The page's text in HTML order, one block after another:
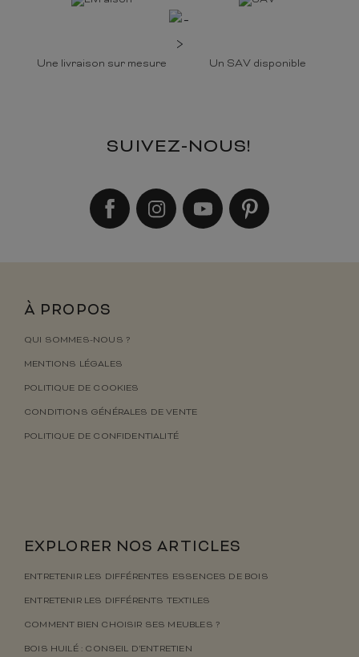
Une livraison sur mesure Un SAV disponible
SUIVEZ-NOUS!
À PROPOS
QUI SOMMES-NOUS ?
MENTIONS LÉGALES
POLITIQUE DE COOKIES
CONDITIONS GÉNÉRALES DE VENTE
POLITIQUE DE CONFIDENTIALITÉ
EXPLORER NOS ARTICLES
ENTRETENIR LES DIFFÉRENTES ESSENCES DE BOIS
ENTRETENIR LES DIFFÉRENTS TEXTILES
COMMENT BIEN CHOISIR SES MEUBLES ?
BOIS HUILÉ : CONSEIL D’ENTRETIEN